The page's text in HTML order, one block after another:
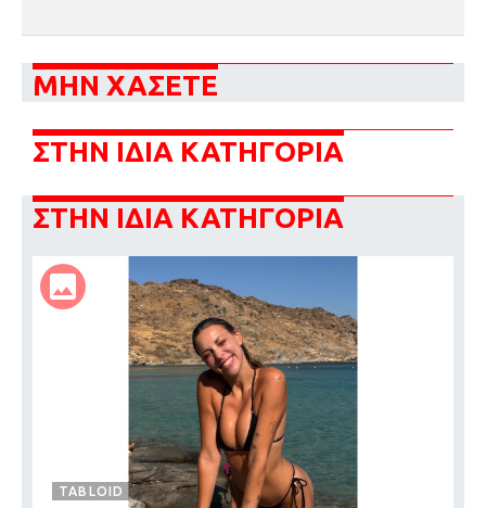
ΜΗΝ ΧΑΣΕΤΕ
ΣΤΗΝ ΙΔΙΑ ΚΑΤΗΓΟΡΙΑ
ΣΤΗΝ ΙΔΙΑ ΚΑΤΗΓΟΡΙΑ
TABLOID